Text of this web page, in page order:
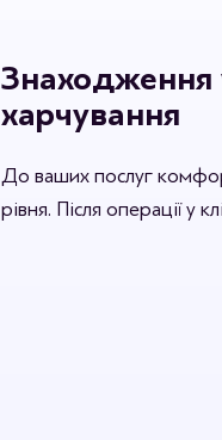
Знаходження
харчування
До ваших послуг
рівня. Після операції у